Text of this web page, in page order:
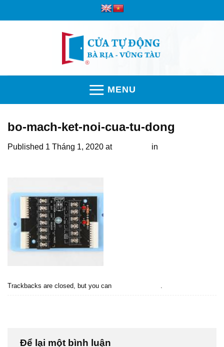
MENU
bo-mach-ket-noi-cua-tu-dong
Published 1 Tháng 1, 2020 at in
Trackbacks are closed, but you can .
Để lại một bình luận